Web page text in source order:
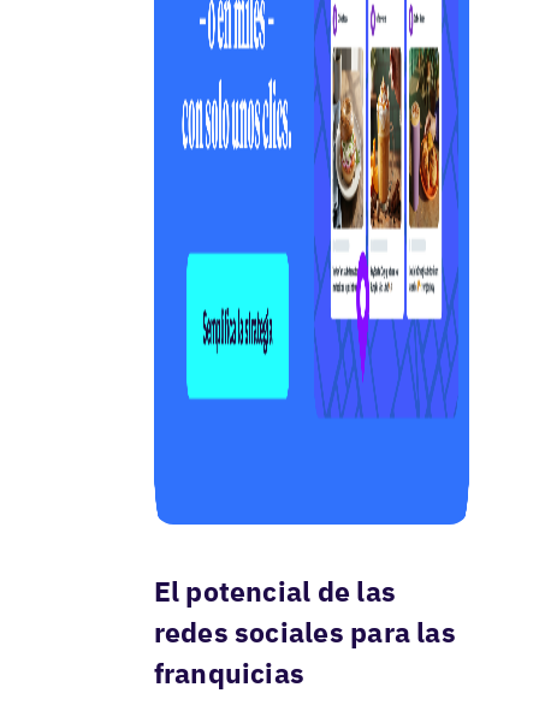
El potencial de las
redes sociales para las
franquicias